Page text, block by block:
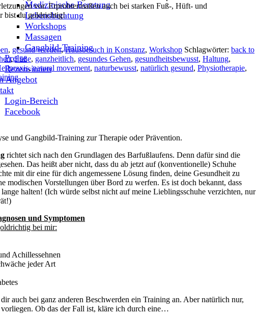
Medizinische Beratung
Lebensberatung
Workshops
Massagen
Gangbild-Training
Preise
Rezensionen
Angebot
Login-Bereich
Facebook
vor. Erprobtermaßen auch bei starken Fuß-, Hüft- und
bist du goldrichtig!
, gesund werden,Hausbesuch in Konstanz, Workshop Schlagwörter: back to
,Füße, ganzheitlich, gesundes Gehen, gesundheitsbewusst, Haltung,
,natural movement, naturbewusst, natürlich gesund, Physiotherapie,
und Gangbild-Training zur Therapie oder Prävention.
richtet sich nach den Grundlagen des Barfußlaufens. Denn dafür sind die
Das heißt aber nicht, dass du ab jetzt auf (konventionelle) Schuhe
mit dir eine für dich angemessene Lösung finden, deine Gesundheit zu
modischen Vorstellungen über Bord zu werfen. Es ist doch bekannt, dass
halten! (Ich würde selbst nicht auf meine Lieblingsschuhe verzichten, nur
und Symptomen
bei mir:
Achillessehnen
jeder Art
auch bei ganz anderen Beschwerden ein Training an. Aber natürlich nur,
Ob das der Fall ist, kläre ich durch eine…